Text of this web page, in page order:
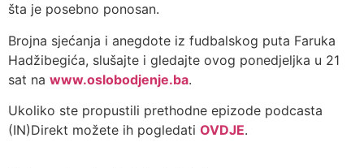
šta je posebno ponosan.
Brojna sjećanja i anegdote iz fudbalskog puta Faruka
Hadžibegića, slušajte i gledajte ovog ponedjeljka u 21
sat na www.oslobodjenje.ba.
Ukoliko ste propustili prethodne epizode podcasta
(IN)Direkt možete ih pogledati OVDJE.